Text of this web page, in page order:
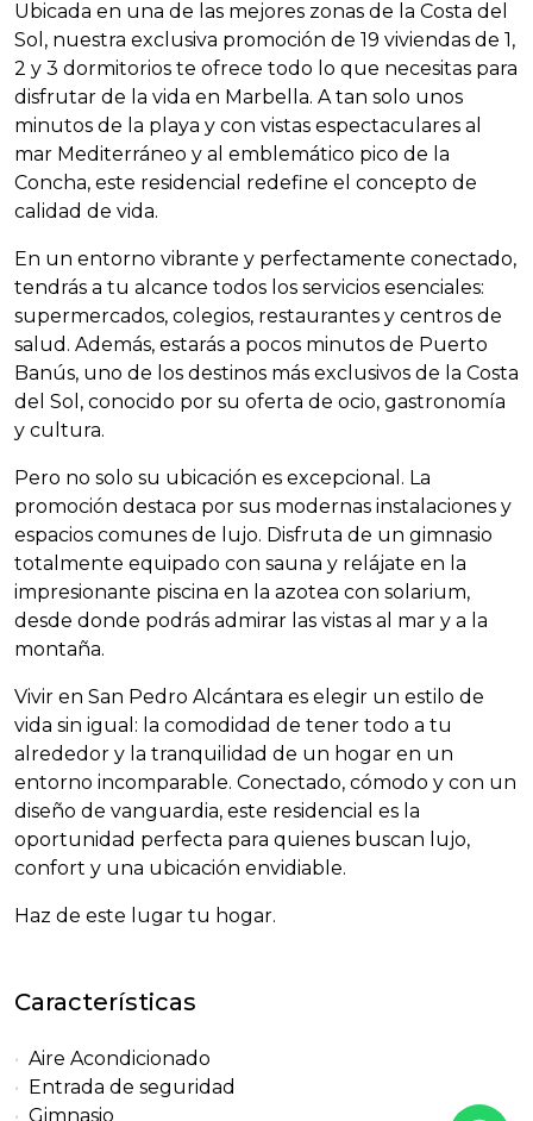
Ubicada en una de las mejores zonas de la Costa del
Sol, nuestra exclusiva promoción de 19 viviendas de 1,
2 y 3 dormitorios te ofrece todo lo que necesitas para
disfrutar de la vida en Marbella. A tan solo unos
minutos de la playa y con vistas espectaculares al
mar Mediterráneo y al emblemático pico de la
Concha, este residencial redefine el concepto de
calidad de vida.
En un entorno vibrante y perfectamente conectado,
tendrás a tu alcance todos los servicios esenciales:
supermercados, colegios, restaurantes y centros de
salud. Además, estarás a pocos minutos de Puerto
Banús, uno de los destinos más exclusivos de la Costa
del Sol, conocido por su oferta de ocio, gastronomía
y cultura.
Pero no solo su ubicación es excepcional. La
promoción destaca por sus modernas instalaciones y
espacios comunes de lujo. Disfruta de un gimnasio
totalmente equipado con sauna y relájate en la
impresionante piscina en la azotea con solarium,
desde donde podrás admirar las vistas al mar y a la
montaña.
Vivir en San Pedro Alcántara es elegir un estilo de
vida sin igual: la comodidad de tener todo a tu
alrededor y la tranquilidad de un hogar en un
entorno incomparable. Conectado, cómodo y con un
diseño de vanguardia, este residencial es la
oportunidad perfecta para quienes buscan lujo,
confort y una ubicación envidiable.
Haz de este lugar tu hogar.
Características
Aire Acondicionado
Entrada de seguridad
Gimnasio